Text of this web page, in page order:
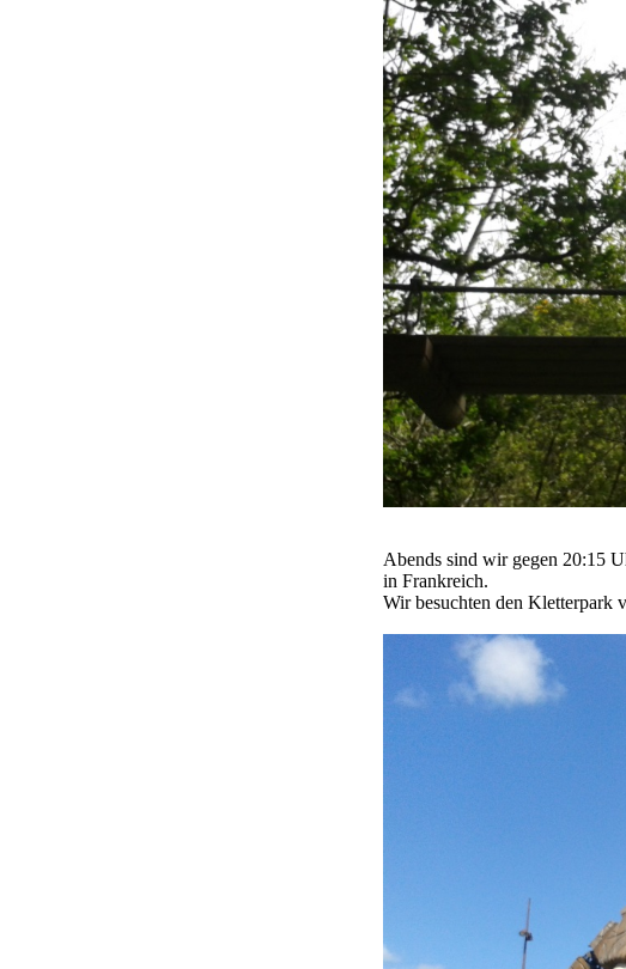
Abends sind wir gegen 20:15
in Frankreich.
Wir besuchten den Kletterpark